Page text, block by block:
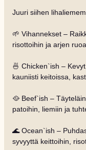
Juuri siihen
🌱 Vihannekset –
risottoihin ja arjen
🍜 Chicken`ish –
kauniisti keitoissa,
🥘 Beef`ish –
patoihin, liemiin ja
🌊 Ocean`ish –
syvyyttä keittoihin,